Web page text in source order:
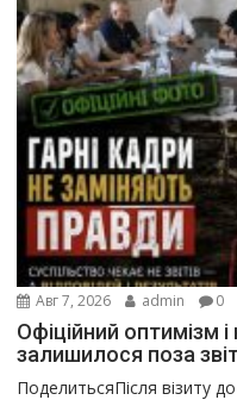
Авг 7, 2026 admin 0
Офіційний оптимізм
залишилося поза
ПоделитьсяПісля візиту